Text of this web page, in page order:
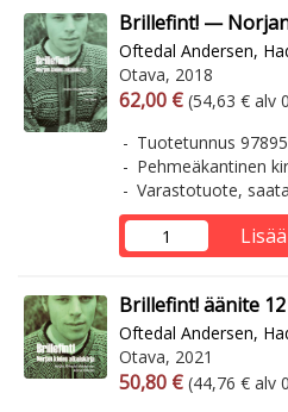
Brillefint! —
Oftedal Andersen,
Otava, 2018
Arvonlisäverollinen
62,00 € (54,63 € alv
Tuotetunnus
Pehmeäkantinen
Varastotuote,
Brillefint! äänite
Oftedal Andersen,
Otava, 2021
Arvonlisäverollinen
50,80 € (44,76 € alv